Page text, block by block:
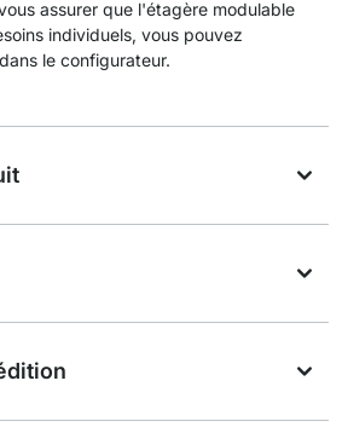
assurer que l'étagère modulable
individuels, vous pouvez
le configurateur.